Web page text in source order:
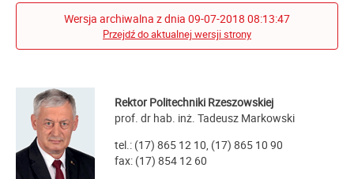
Wersja archiwalna z dnia 09-07-2018 08:13:47
Przejdź do aktualnej wersji strony
Rektor Politechniki Rzeszowskiej
prof. dr hab. inż. Tadeusz Markowski
tel.: (17) 865 12 10, (17) 865 10 90
fax: (17) 854 12 60